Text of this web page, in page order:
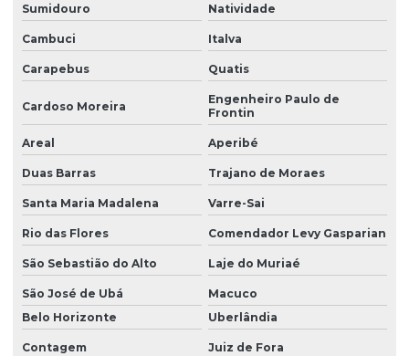
Sumidouro Natividade
Cambuci Italva
Carapebus Quatis
Cardoso Moreira
Engenheiro Paulo de
Frontin
Areal Aperibé
Duas Barras Trajano de Moraes
Santa Maria Madalena Varre-Sai
Rio das Flores Comendador Levy Gasparian
São Sebastião do Alto Laje do Muriaé
São José de Ubá
Macuco
Belo Horizonte
Uberlândia
Contagem Juiz de Fora